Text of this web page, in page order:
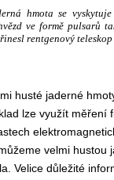
hmota se
ve formě pulsarů
rentgenový
husté jaderné
lze využít měření
velmi hustou
Velice důležité